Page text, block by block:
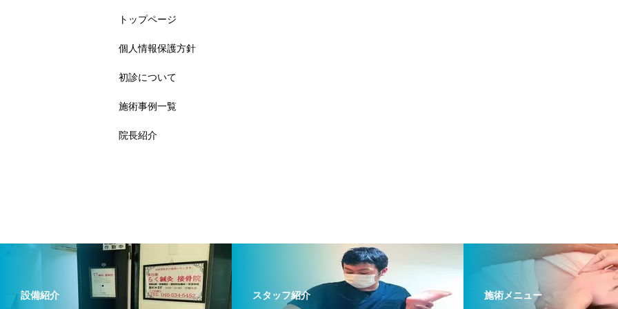
トップページ
個人情報保護方針
初診について
施術事例一覧
院長紹介
設備紹介 スタッフ紹介 施術メニュー